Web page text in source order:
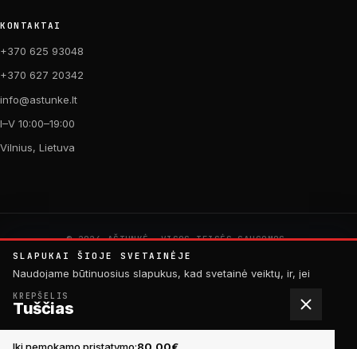
KONTAKTAI
+370 625 93048
+370 627 20342
info@astunke.lt
I–V 10:00–19:00
Vilnius, Lietuva
© 2026 AŠTUNKĖ. VISOS TEISĖS SAUGOMOS.
PAGAMINTA SU MEILE DVIRAČIAMS. 🚴
by Digital Acid Studio
KREPŠELIS
Tuščias
Iki nemokamo pristatymo:80,00€
SLAPUKAI ŠIOJE SVETAINĖJE
Naudojame būtinuosius slapukus, kad svetainė veiktų, ir, jei
sutiksite, analitinius slapukus, padedančius tobulinti turinį.
Daugiau informacijos rasite
9,99€